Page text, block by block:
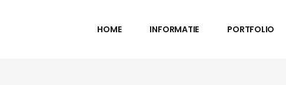
HOME INFORMATIE PORTFOLIO